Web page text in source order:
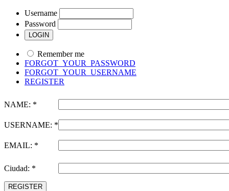
Username
Password
Remember me
FORGOT_YOUR_PASSWORD
FORGOT_YOUR_USERNAME
REGISTER
NAME: *
USERNAME: *
EMAIL: *
Ciudad: *
REGISTER